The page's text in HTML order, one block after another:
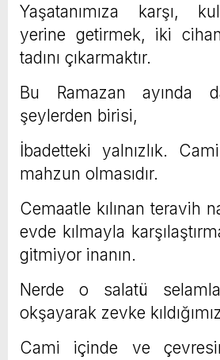
Yaşatanımıza karşı,
yerine getirmek, iki
tadını çıkarmaktır.
Bu Ramazan ayında
şeylerden birisi,
İbadetteki yalnızlık.
mahzun olmasıdır.
Cemaatle kılınan teravih
evde kılmayla
gitmiyor inanın.
Nerde o salatü
okşayarak zevke
Cami içinde ve